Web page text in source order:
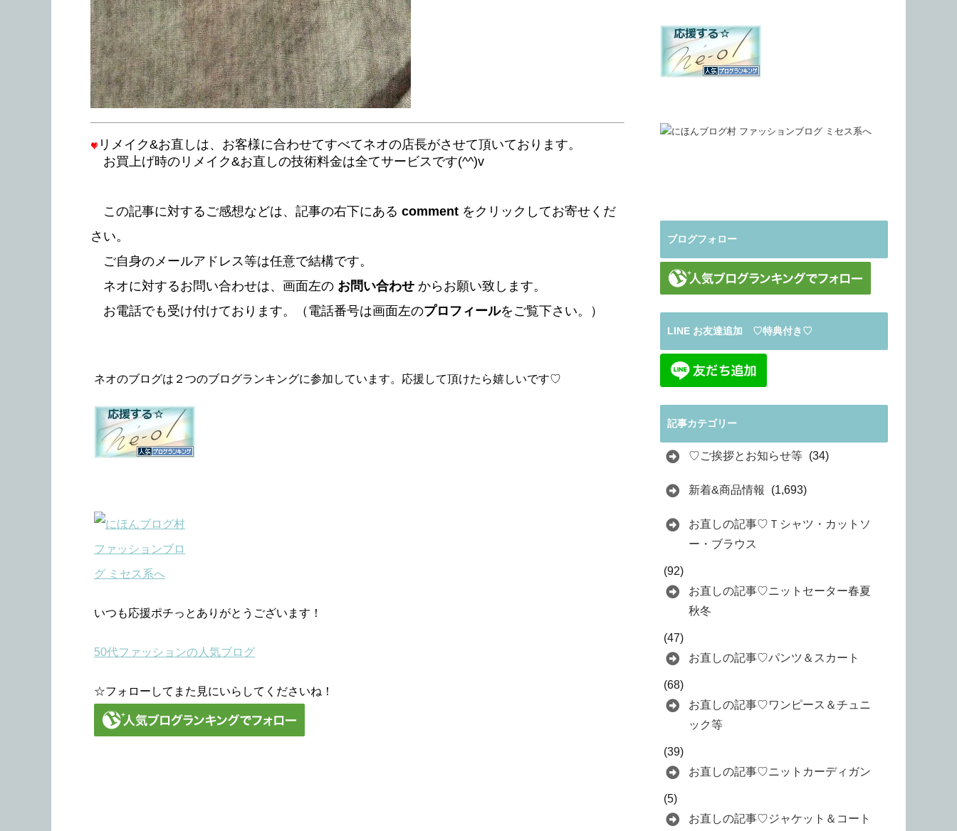
リメイク&お直しは、お客様に合わせてすべてネオの店長がさせて頂いております。
お買上げ時のリメイク&お直しの技術料金は全てサービスです(^^)v
この記事に対するご感想などは、記事の右下にある comment をクリックしてお寄せくだ
さい。
ご自身のメールアドレス等は任意で結構です。
ネオに対するお問い合わせは、画面左の お問い合わせ からお願い致します。
お電話でも受け付けております。（電話番号は画面左のプロフィールをご覧下さい。）
ネオのブログは２つのブログランキングに参加しています。応援して頂けたら嬉しいです♡
いつも応援ポチっとありがとうございます！
50代ファッションの人気ブログ
☆フォローしてまた見にいらしてくださいね！
ブログフォロー
LINE お友達追加 ♡特典付き♡
記事カテゴリー
♡ご挨拶とお知らせ等 (34)
新着&商品情報 (1,693)
お直しの記事♡Ｔシャツ・カットソ
ー・ブラウス
(92)
お直しの記事♡ニットセーター春夏
秋冬
(47)
お直しの記事♡パンツ＆スカート
(68)
お直しの記事♡ワンピース＆チュニ
ック等
(39)
お直しの記事♡ニットカーディガン
(5)
お直しの記事♡ジャケット＆コート